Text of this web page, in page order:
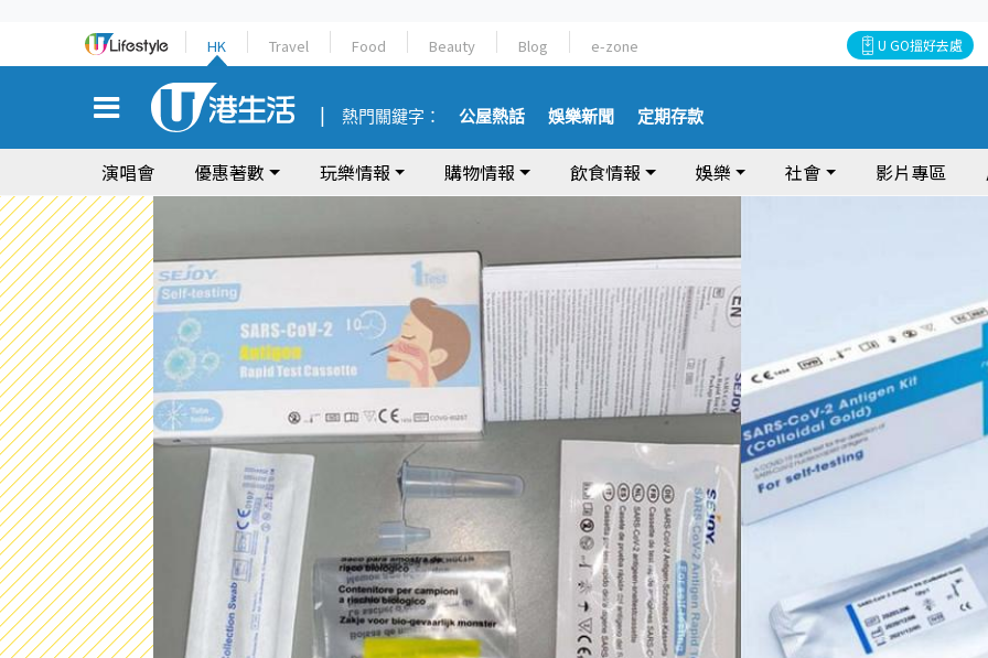
HK Travel Food Beauty Blog e-zone U GO搵好去處
熱門關鍵字： 公屋熱話 娛樂新聞 定期存款
演唱會 優惠著數 玩樂情報 購物情報 飲食情報 娛樂 社會 影片專區